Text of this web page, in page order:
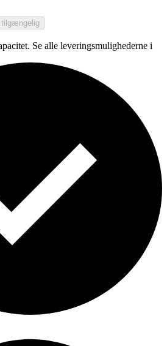
tilgængelig
Se alle leveringsmulighederne i